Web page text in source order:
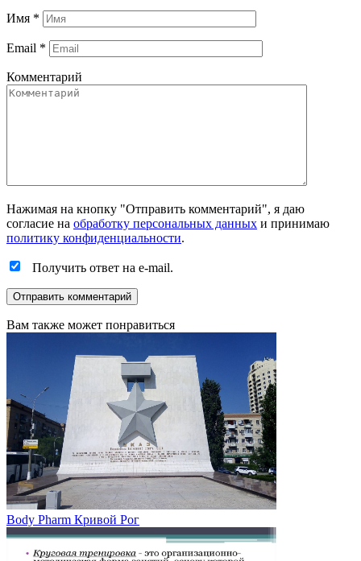
Имя *
Email *
Комментарий
Нажимая на кнопку "Отправить комментарий", я даю
согласие на обработку персональных данных и принимаю
политику конфиденциальности.
Получить ответ на e-mail.
Вам также может понравиться
Body Pharm Кривой Рог